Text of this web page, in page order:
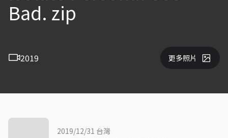
Bad. zip
2019 更多照片
2019/12/31 台灣